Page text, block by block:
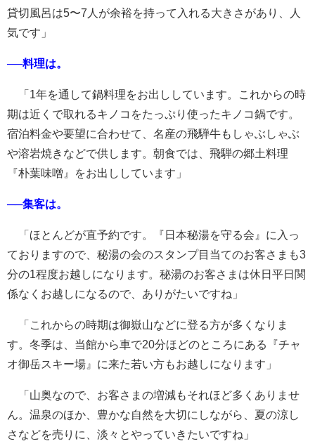
貸切風呂は5〜7人が余裕を持って入れる大きさがあり、人
気です」
──料理は。
「1年を通して鍋料理をお出ししています。これからの時
期は近くで取れるキノコをたっぷり使ったキノコ鍋です。
宿泊料金や要望に合わせて、名産の飛騨牛もしゃぶしゃぶ
や溶岩焼きなどで供します。朝食では、飛騨の郷土料理
『朴葉味噌』をお出ししています」
──集客は。
「ほとんどが直予約です。『日本秘湯を守る会』に入っ
ておりますので、秘湯の会のスタンプ目当てのお客さまも3
分の1程度お越しになります。秘湯のお客さまは休日平日関
係なくお越しになるので、ありがたいですね」
「これからの時期は御嶽山などに登る方が多くなりま
す。冬季は、当館から車で20分ほどのところにある『チャ
オ御岳スキー場』に来た若い方もお越しになります」
「山奥なので、お客さまの増減もそれほど多くありませ
ん。温泉のほか、豊かな自然を大切にしながら、夏の涼し
さなどを売りに、淡々とやっていきたいですね」